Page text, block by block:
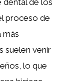
dental de los
proceso de
más
suelen venir
lo que